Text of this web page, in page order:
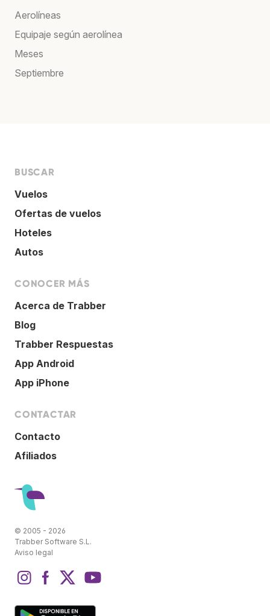
Aerolíneas
Equipaje según aerolínea
Meses
Septiembre
BUSCAR
Vuelos
Ofertas de vuelos
Hoteles
Autos
CONOCER MÁS
Acerca de Trabber
Blog
Trabber Respuestas
App Android
App iPhone
CONTACTAR
Contacto
Afiliados
© 2005 - 2026
Trabber Software S.L.
Aviso legal